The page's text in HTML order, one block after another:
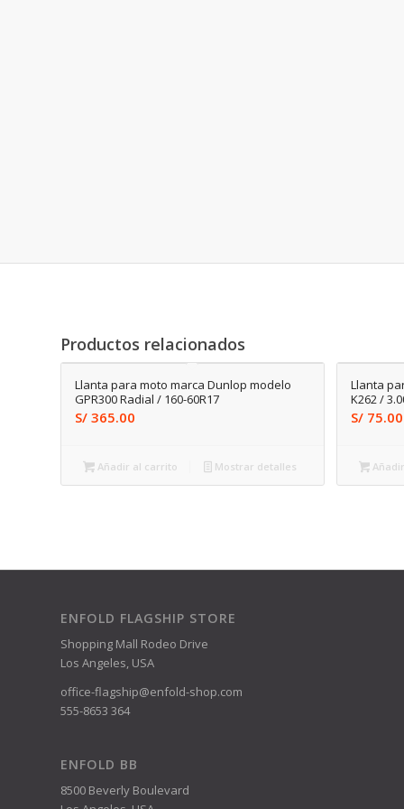
Productos relacionados
Llanta para moto marca Dunlop modelo
GPR300 Radial / 160-60R17
S/ 365.00
Añadir al carrito Mostrar detalles
Llanta
K262 /
S/75.00
ENFOLD FLAGSHIP STORE
Shopping Mall Rodeo Drive
Los Angeles, USA
office-flagship@enfold-shop.com
555-8653 364
ENFOLD BB
8500 Beverly Boulevard